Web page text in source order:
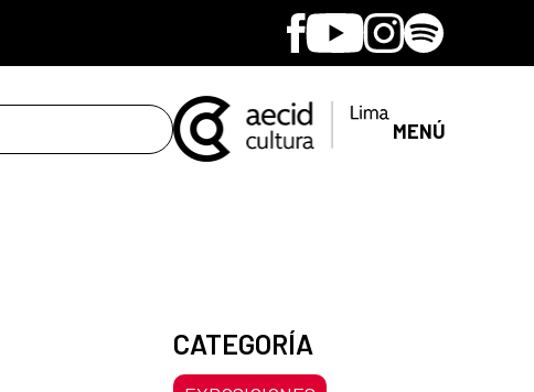
Facebook
YoutubeInstagram
Spotify
MENÚ
CATEGORÍA